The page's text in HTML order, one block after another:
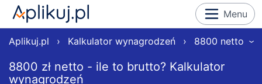
Menu
Aplikuj.pl › Kalkulator wynagrodzeń › 8800 netto ›
8800 zł netto - ile to brutto? Kalkulator
wynagrodzeń